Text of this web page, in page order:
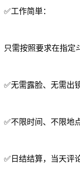
✅工作简単：
只需按照要求在指定
✅无需露脸、无需出
✅不限时间、不限地
✅日结结算，当天评